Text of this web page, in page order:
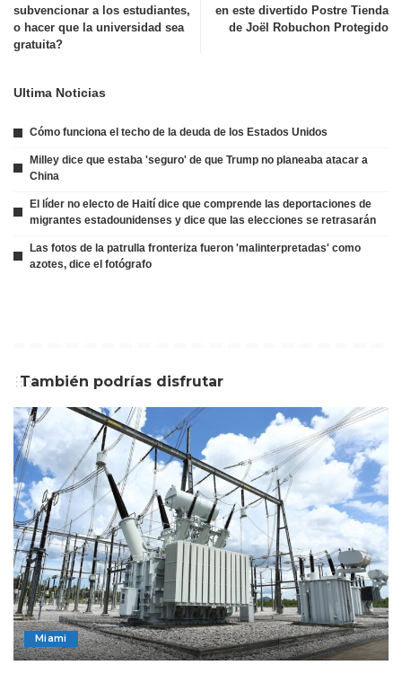
subvencionar a los estudiantes,
o hacer que la universidad sea
gratuita?
en este divertido Postre Tienda
de Joël Robuchon Protegido
Ultima Noticias
Cómo funciona el techo de la deuda de los Estados Unidos
Milley dice que estaba 'seguro' de que Trump no planeaba atacar a
China
El líder no electo de Haití dice que comprende las deportaciones de
migrantes estadounidenses y dice que las elecciones se retrasarán
Las fotos de la patrulla fronteriza fueron 'malinterpretadas' como
azotes, dice el fotógrafo
También podrías disfrutar
Miami